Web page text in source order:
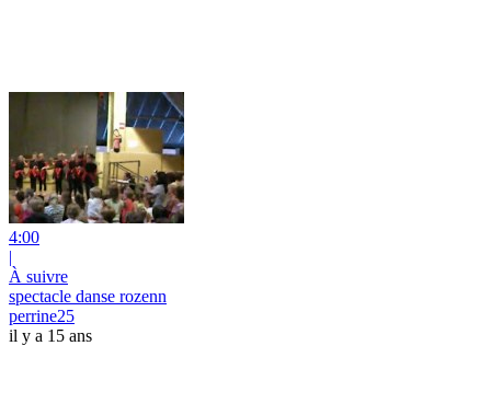
4:00
|
À suivre
spectacle danse rozenn
perrine25
il y a 15 ans